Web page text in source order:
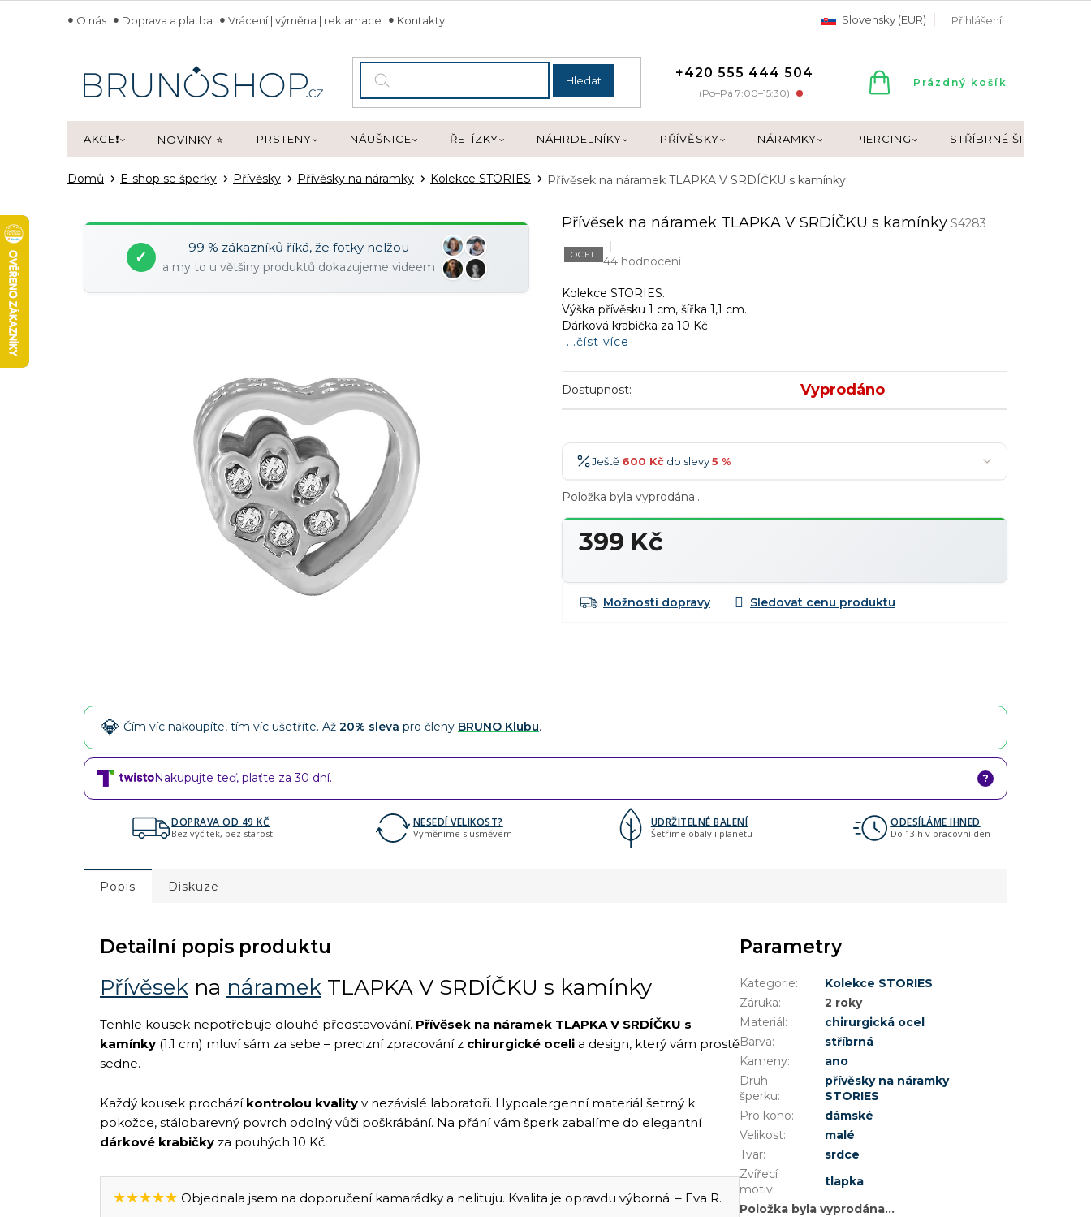
obsah
O nás Doprava a platba Vrácení | výměna | reklamace Kontakty Slovensky (EUR) Přihlášení
Hledat +420 555 444 504
(Po–Pá 7:00–15:30)
NÁKUPNÍ
Prázdný košík
AKCE❗ NOVINKY ⭐ PRSTENY NÁUŠNICE ŘETÍZKY NÁHRDELNÍKY PŘÍVĚSKY NÁRAMKY PIERCING STŘÍBRNÉ ŠPERKY
Domů E-shop se šperky Přívěsky Přívěsky na náramky Kolekce STORIES Přívěsek na náramek TLAPKA V SRDÍČKU s kamínky
✓
99 % zákazníků říká, že fotky nelžou
a my to u většiny produktů dokazujeme videem
Přívěsek na náramek TLAPKA V SRDÍČKU s kamínky S4283
OCEL 44 hodnocení
Kolekce STORIES.
Výška přívěsku 1 cm, šířka 1,1 cm.
Dárková krabička za 10 Kč.
...číst více
Dostupnost: Vyprodáno
Ještě 600 Kč do slevy5 %
600 Kč →-5 %
Položka byla vyprodána…
399 Kč
Možnosti dopravy
Čím víc nakoupíte, tím víc ušetříte. Až 20% sleva pro členy BRUNO Klubu.
Nakupujte teď, plaťte za 30 dní. ?
DOPRAVA OD 49 KČ
Bez výčitek, bez starostí
NESEDÍ VELIKOST?
Vyměníme s úsměvem
UDRŽITELNÉ BALENÍ
Šetříme obaly i planetu
ODESÍLÁME IHNED
Do 13 h v pracovní den
Popis Diskuze
Detailní popis produktu
Přívěsek na náramek TLAPKA V SRDÍČKU s kamínky
Tenhle kousek nepotřebuje dlouhé představování. Přívěsek na náramek TLAPKA V SRDÍČKU s
kamínky (1.1 cm) mluví sám za sebe – precizní zpracování z chirurgické oceli a design, který vám prostě
sedne.
Každý kousek prochází kontrolou kvality v nezávislé laboratoři. Hypoalergenní materiál šetrný k
pokožce, stálobarevný povrch odolný vůči poškrábání. Na přání vám šperk zabalíme do elegantní
dárkové krabičky za pouhých 10 Kč.
★★★★★ Objednala jsem na doporučení kamarádky a nelituju. Kvalita je opravdu výborná. – Eva R.
Parametry
Kategorie:
Kolekce STORIES
Záruka:
2 roky
Materiál:
chirurgická ocel
Barva:
stříbrná
Kameny:
ano
Druh
šperku:
přívěsky na náramky
STORIES
Pro koho:
dámské
Velikost:
malé
Tvar:
srdce
Zvířecí
motiv:
tlapka
Položka byla vyprodána…